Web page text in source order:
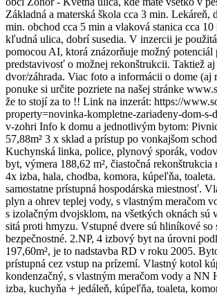
Základná a materská škola cca 3 min. Lekáreň,
min. obchod cca 5 min a vlaková stanica cca 10
kľudná ulica, dobrí susedia. V inzercii je
pomocou AI, ktorá znázorňuje možný potenciál
predstavivosť o možnej rekonštrukcii. Taktiež
dvor/záhrada. Viac foto a informácii o dome (aj
ponuke si určite pozriete na našej stránke
že to stojí za to !! Link na inzerát: https://
property=novinka-kompletne-zariadeny-dom-s-
v-zohri Info k domu a jednotlivým bytom:
57,88m² 3 x sklad a prístup po vonkajšom
Kuchynská linka, police, plynový sporák,
byt, výmera 188,62 m², čiastočná
4x izba, hala, chodba, komora, kúpeľňa,
samostatne prístupná hospodárska miestnosť.
plyn a ohrev teplej vody, s vlastným meračom
s izolačným dvojsklom, na všetkých oknách sú
sitá proti hmyzu. Vstupné dvere sú hliníkové so
bezpečnostné. 2.NP, 4 izbový byt na úrovni
197,60m², je to nadstavba RD v roku 2005.
prístupná cez vstup na prízemí. Vlastný kotol
kondenzačný, s vlastným meračom vody a NN
izba, kuchyňa + jedáleň, kúpeľňa, toaleta,